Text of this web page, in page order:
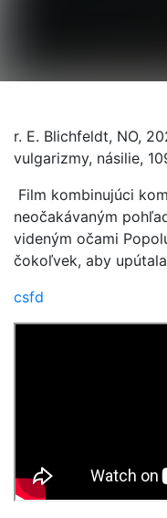
r. E. Blichfeldt, NO,
vulgarizmy, násilie,
Film kombinujúci
neočakávaným
videným očami
čokoľvek, aby
csfd